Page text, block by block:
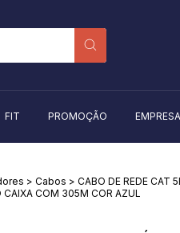
FIT PROMOÇÃO
> Cabos > CABO DE REDE CAT
COM 305M COR AZUL